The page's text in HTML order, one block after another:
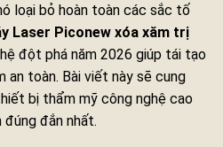
loại bỏ hoàn toàn các sắc tố
Laser Piconew xóa xăm trị
đột phá năm 2026 giúp tái tạo
an toàn. Bài viết này sẽ cung
bị thẩm mỹ công nghệ cao
đắn nhất.